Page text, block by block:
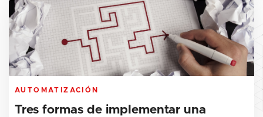
AUTOMATIZACIÓN
Tres formas de implementar una